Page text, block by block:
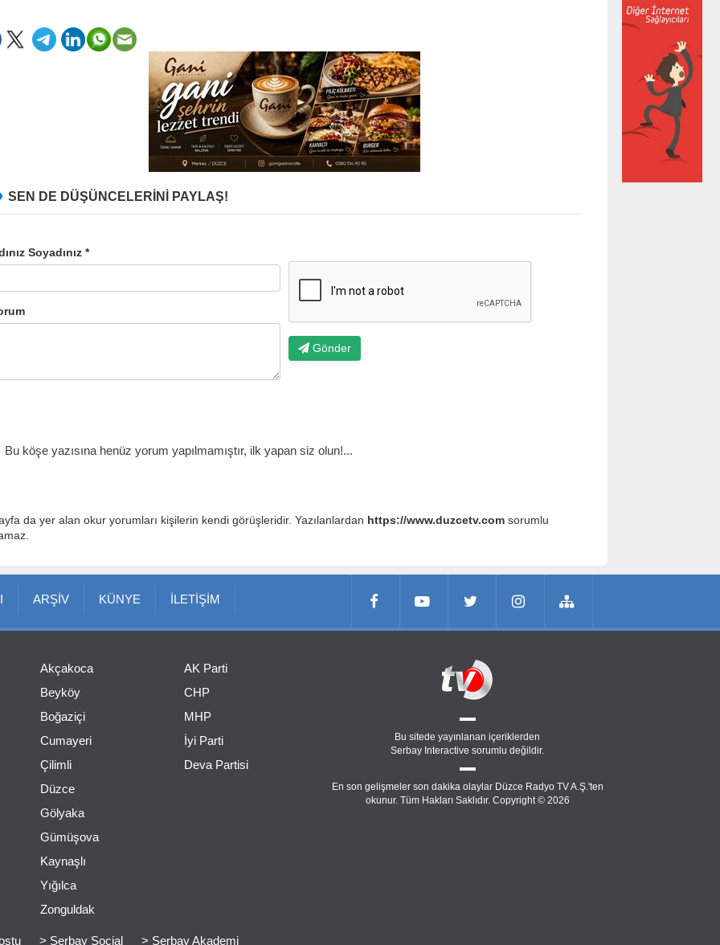
SEN DE DÜŞÜNCELERİNİ PAYLAŞ!
Soyadınız *
Gönder
Bu köşe yazısına henüz yorum yapılmamıştır, ilk yapan siz olun!...
da yer alan okur yorumları kişilerin kendi görüşleridir. Yazılanlardan https://www.duzcetv.comsorumlu
ARŞİV KÜNYE İLETİŞİM
Akçakoca
Beyköy
Boğaziçi
Cumayeri
Çilimli
Düzce
Gölyaka
Gümüşova
Kaynaşlı
Yığılca
Zonguldak
AK Parti
CHP
MHP
İyi Parti
Deva Partisi
Bu sitede yayınlanan içeriklerden
Serbay Interactive sorumlu değildir.
En son gelişmeler son dakika olaylar Düzce Radyo TV A.Ş.'ten
okunur. Tüm Hakları Saklıdır. Copyright © 2026
> Serbay Social > Serbay Akademi